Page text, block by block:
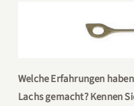
Welche Erfahrungen
Lachs gemacht? Kennen